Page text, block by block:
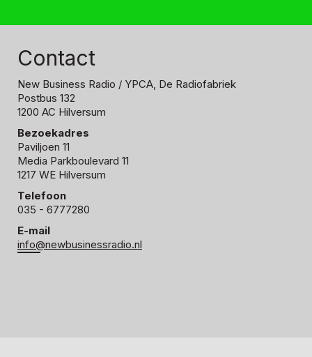
Contact
New Business Radio / YPCA, De Radiofabriek
Postbus 132
1200 AC Hilversum
Bezoekadres
Paviljoen 11
Media Parkboulevard 11
1217 WE Hilversum
Telefoon
035 - 6777280
E-mail
info@newbusinessradio.nl